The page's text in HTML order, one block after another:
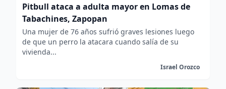
Pitbull ataca a adulta mayor en Lomas de
Tabachines, Zapopan
Una mujer de 76 años sufrió graves lesiones luego
de que un perro la atacara cuando salía de su
vivienda...
Israel Orozco